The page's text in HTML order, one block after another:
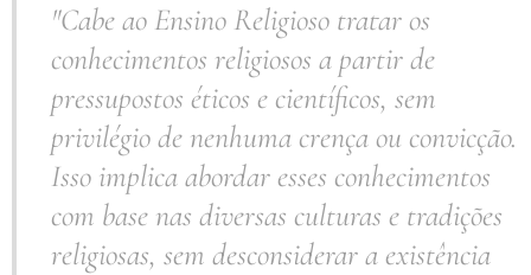
"Cabe ao Ensino Religioso tratar os
conhecimentos religiosos a partir de
pressupostos éticos e científicos, sem
privilégio de nenhuma crença ou convicção.
Isso implica abordar esses conhecimentos
com base nas diversas culturas e tradições
religiosas, sem desconsiderar a existência